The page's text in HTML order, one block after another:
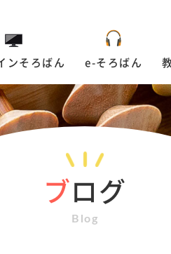
ンそろばん e-そろばん
ブログ
Blog